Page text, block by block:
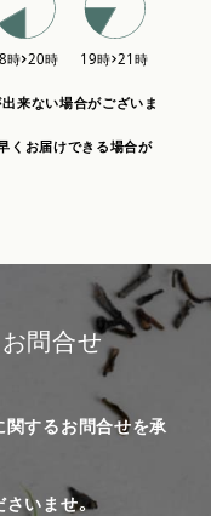
来ない場合がございま
くお届けできる場合が
問合せ
関するお問合せを承
さいませ。